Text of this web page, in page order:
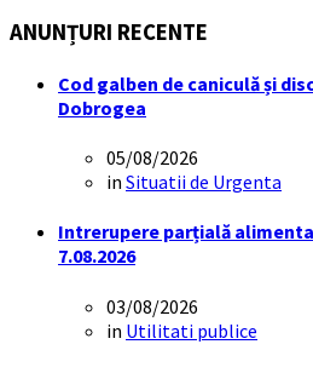
ANUNȚURI RECENTE
Cod galben de caniculă și
Dobrogea
05/08/2026
in Situatii de Urgenta
Intrerupere parțială
7.08.2026
03/08/2026
in Utilitati publice